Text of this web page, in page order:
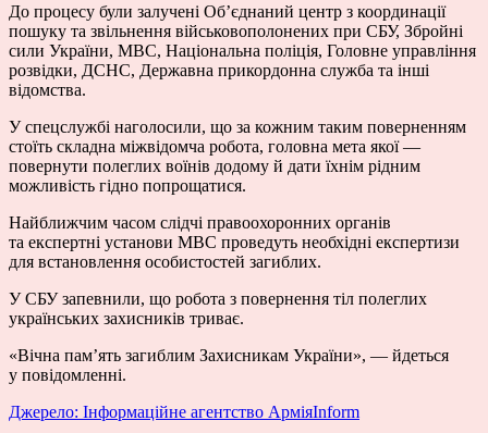
До процесу були залучені Об’єднаний центр з координації
пошуку та звільнення військовополонених при СБУ, Збройні
сили України, МВС, Національна поліція, Головне управління
розвідки, ДСНС, Державна прикордонна служба та інші
відомства.
У спецслужбі наголосили, що за кожним таким поверненням
стоїть складна міжвідомча робота, головна мета якої —
повернути полеглих воїнів додому й дати їхнім рідним
можливість гідно попрощатися.
Найближчим часом слідчі правоохоронних органів
та експертні установи МВС проведуть необхідні експертизи
для встановлення особистостей загиблих.
У СБУ запевнили, що робота з повернення тіл полеглих
українських захисників триває.
«Вічна пам’ять загиблим Захисникам України», — йдеться
у повідомленні.
Джерело: Інформаційне агентство АрміяInform